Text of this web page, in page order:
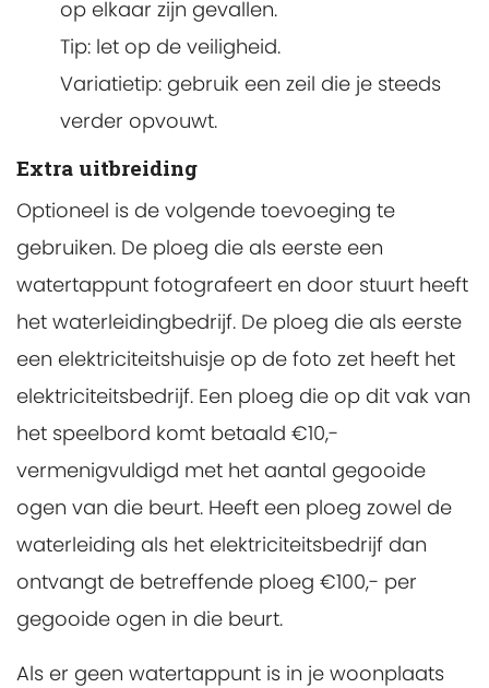
op elkaar zijn gevallen.
Tip: let op de veiligheid.
Variatietip: gebruik een zeil die je steeds
verder opvouwt.
Extra uitbreiding
Optioneel is de volgende toevoeging te
gebruiken. De ploeg die als eerste een
watertappunt fotografeert en door stuurt heeft
het waterleidingbedrijf. De ploeg die als eerste
een elektriciteitshuisje op de foto zet heeft het
elektriciteitsbedrijf. Een ploeg die op dit vak van
het speelbord komt betaald €10,-
vermenigvuldigd met het aantal gegooide
ogen van die beurt. Heeft een ploeg zowel de
waterleiding als het elektriciteitsbedrijf dan
ontvangt de betreffende ploeg €100,- per
gegooide ogen in die beurt.
Als er geen watertappunt is in je woonplaats